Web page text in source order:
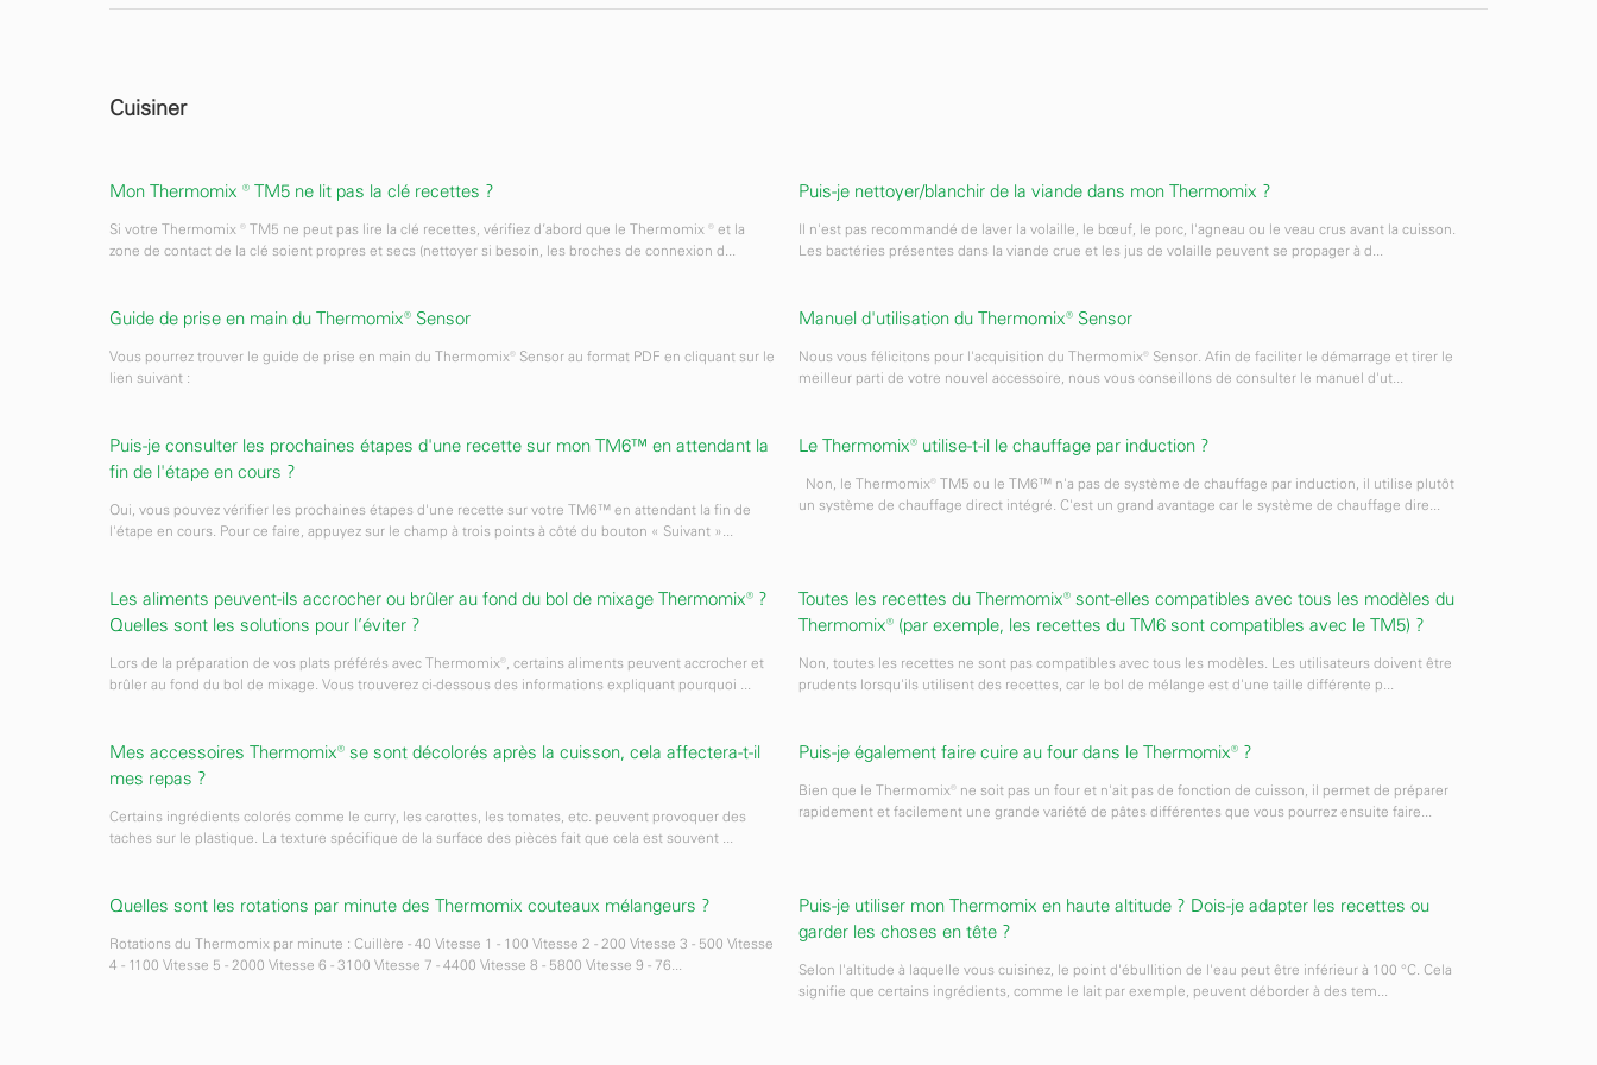
Cuisiner
Mon Thermomix ® TM5 ne lit pas la clé recettes ?
Si votre Thermomix ® TM5 ne peut pas lire la clé recettes, vérifiez d’abord que le Thermomix ® et la
zone de contact de la clé soient propres et secs (nettoyer si besoin, les broches de connexion d...
Puis-je nettoyer/blanchir de la viande dans mon Thermomix ?
Il n'est pas recommandé de laver la volaille, le bœuf, le porc, l'agneau ou le veau crus avant la cuisson.
Les bactéries présentes dans la viande crue et les jus de volaille peuvent se propager à d...
Guide de prise en main du Thermomix® Sensor
Vous pourrez trouver le guide de prise en main du Thermomix® Sensor au format PDF en cliquant sur le
lien suivant :
Manuel d'utilisation du Thermomix® Sensor
Nous vous félicitons pour l'acquisition du Thermomix® Sensor. Afin de faciliter le démarrage et tirer le
meilleur parti de votre nouvel accessoire, nous vous conseillons de consulter le manuel d'ut...
Puis-je consulter les prochaines étapes d'une recette sur mon TM6™ en attendant la
fin de l'étape en cours ?
Oui, vous pouvez vérifier les prochaines étapes d'une recette sur votre TM6™ en attendant la fin de
l'étape en cours. Pour ce faire, appuyez sur le champ à trois points à côté du bouton « Suivant »...
Le Thermomix® utilise-t-il le chauffage par induction ?
Non, le Thermomix® TM5 ou le TM6™ n'a pas de système de chauffage par induction, il utilise plutôt
un système de chauffage direct intégré. C'est un grand avantage car le système de chauffage dire...
Les aliments peuvent-ils accrocher ou brûler au fond du bol de mixage Thermomix® ?
Quelles sont les solutions pour l’éviter ?
Lors de la préparation de vos plats préférés avec Thermomix®, certains aliments peuvent accrocher et
brûler au fond du bol de mixage. Vous trouverez ci-dessous des informations expliquant pourquoi ...
Toutes les recettes du Thermomix® sont-elles compatibles avec tous les modèles du
Thermomix® (par exemple, les recettes du TM6 sont compatibles avec le TM5) ?
Non, toutes les recettes ne sont pas compatibles avec tous les modèles. Les utilisateurs doivent être
prudents lorsqu'ils utilisent des recettes, car le bol de mélange est d'une taille différente p...
Mes accessoires Thermomix® se sont décolorés après la cuisson, cela affectera-t-il
mes repas ?
Certains ingrédients colorés comme le curry, les carottes, les tomates, etc. peuvent provoquer des
taches sur le plastique. La texture spécifique de la surface des pièces fait que cela est souvent ...
Puis-je également faire cuire au four dans le Thermomix® ?
Bien que le Thermomix® ne soit pas un four et n'ait pas de fonction de cuisson, il permet de préparer
rapidement et facilement une grande variété de pâtes différentes que vous pourrez ensuite faire...
Quelles sont les rotations par minute des Thermomix couteaux mélangeurs ?
Rotations du Thermomix par minute : Cuillère - 40 Vitesse 1 - 100 Vitesse 2 - 200 Vitesse 3 - 500 Vitesse
4 - 1100 Vitesse 5 - 2000 Vitesse 6 - 3100 Vitesse 7 - 4400 Vitesse 8 - 5800 Vitesse 9 - 76...
Puis-je utiliser mon Thermomix en haute altitude ? Dois-je adapter les recettes ou
garder les choses en tête ?
Selon l'altitude à laquelle vous cuisinez, le point d'ébullition de l'eau peut être inférieur à 100 °C. Cela
signifie que certains ingrédients, comme le lait par exemple, peuvent déborder à des tem...